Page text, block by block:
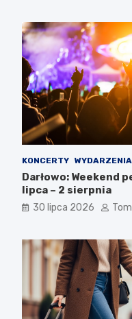
KONCERTY WYDARZENIA
Darłowo: Weekend
lipca – 2 sierpnia
30 lipca 2026